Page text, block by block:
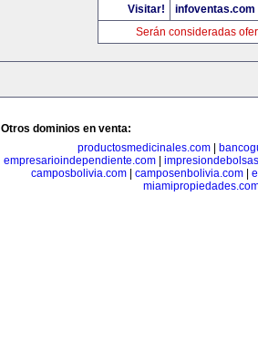
Visitar!
infoventas.com
Serán consideradas
Otros dominios en venta:
productosmedicinales.com|
empresarioindependiente.com
camposbolivia.com| camposenbolivia.com|